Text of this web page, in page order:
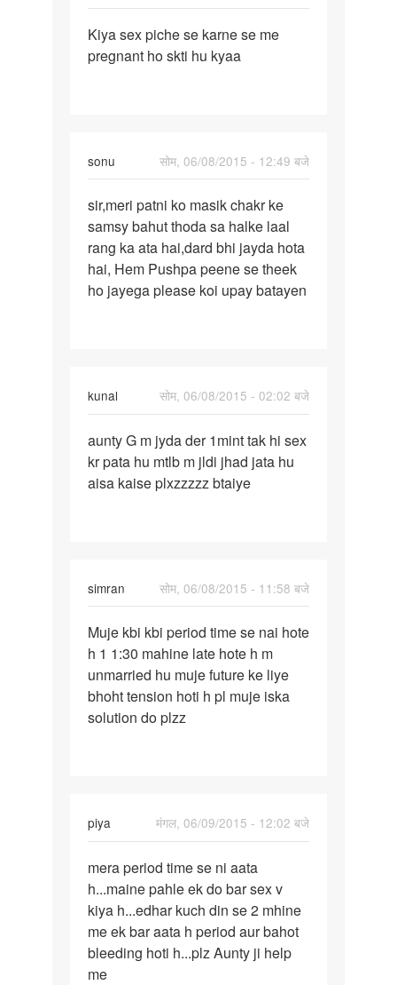
Kiya
sex
me
Kiya sex piche se karne se me
pregnant ho skti hu kyaa
sonu
सोम, 06/08/2015 - 12:49 बजे
sir,meri
patni
ko
masik
chakr
sir,meri patni ko masik chakr ke
samsy bahut thoda sa halke laal
rang ka ata hai,dard bhi jayda hota
hai, Hem Pushpa peene se theek
ho jayega please koi upay batayen
kunal
सोम, 06/08/2015 - 02:02 बजे
aunty
G
m
aunty G m jyda der 1mint tak hi sex
kr pata hu mtlb m jldi jhad jata hu
aisa kaise plxzzzzz btaiye
simran
सोम, 06/08/2015 - 11:58 बजे
Muje
kbi
kbi
period
time
Muje kbi kbi period time se nai hote
h 1 1:30 mahine late hote h m
unmarried hu muje future ke liye
bhoht tension hoti h pl muje iska
solution do plzz
piya
मंगल, 06/09/2015 - 12:02 बजे
mera
period
time
se
ni
aata
mera period time se ni aata
h...maine pahle ek do bar sex v
kiya h...edhar kuch din se 2 mhine
me ek bar aata h period aur bahot
bleeding hoti h...plz Aunty ji help
me